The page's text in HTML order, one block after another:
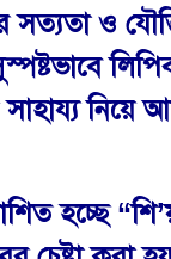
ও
নিয়ে
হচ্ছে